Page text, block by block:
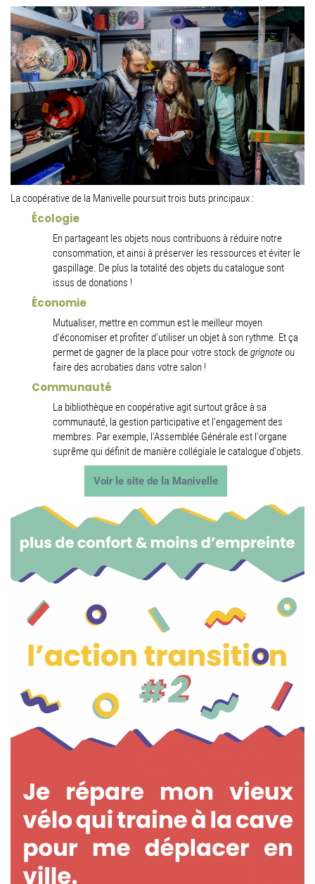
La coopérative de la Manivelle poursuit trois buts principaux :
Écologie
En partageant les objets nous contribuons à réduire notre
consommation, et ainsi à préserver les ressources et éviter le
gaspillage. De plus la totalité des objets du catalogue sont
issus de donations !
Économie
Mutualiser, mettre en commun est le meilleur moyen
d'économiser et profiter d'utiliser un objet à son rythme. Et ça
permet de gagner de la place pour votre stock degrignoteou
faire des acrobaties dans votre salon !
Communauté
La bibliothèque en coopérative agit surtout grâce à sa
communauté, la gestion participative et l'engagement des
membres. Par exemple, l'Assemblée Générale est l'organe
suprême qui définit de manière collégiale le catalogue d'objets.
Voir le site de la Manivelle